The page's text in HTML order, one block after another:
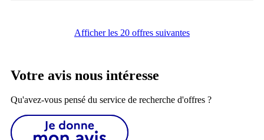
Afficher les 20 offres suivantes
Votre avis nous intéresse
Qu'avez-vous pensé du service de recherche d'offres ?